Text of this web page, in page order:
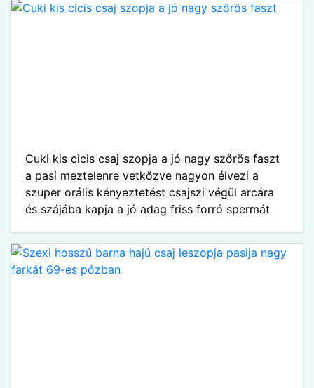
Cuki kis cicis csaj szopja a jó nagy szőrös faszt
a pasi meztelenre vetkőzve nagyon élvezi a
szuper orális kényeztetést csajszi végül arcára
és szájába kapja a jó adag friss forró spermát